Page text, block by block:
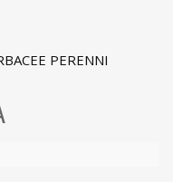
PERENNI